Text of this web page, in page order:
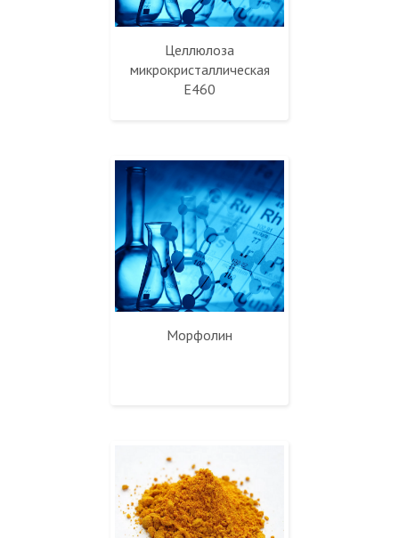
Целлюлоза
микрокристаллическая
Е460
Морфолин